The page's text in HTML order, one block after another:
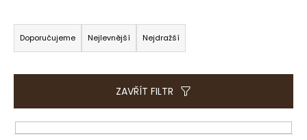
Ř
a
z
e
í
p
Doporučujeme Nejlevnější Nejdražší
ZAVŘÍT FILTR
C
o
t
ř